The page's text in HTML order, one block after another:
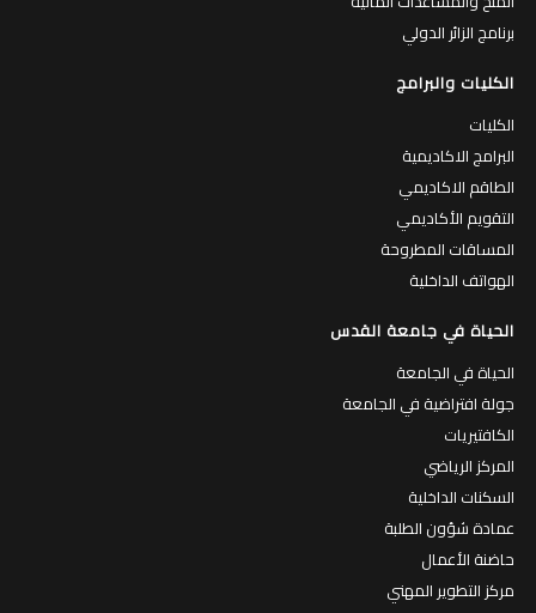
برنامج الزائر الدولي
الكليات والبرامج
الكليات
البرامج الاكاديمية
الطاقم الاكاديمي
التقويم الأكاديمي
المساقات المطروحة
الهواتف الداخلية
الحياة في جامعة القدس
الحياة في الجامعة
جولة افتراضية في الجامعة
الكافتيريات
المركز الرياضي
السكنات الداخلية
عمادة شؤون الطلبة
حاضنة الأعمال
مركز التطوير المهني